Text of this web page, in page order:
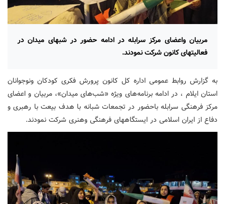
مربیان واعضای مرکز سرابله در ادامه حضور در شبهای میدان در
فعالیتهای کانون شرکت نمودند.
به گزارش روابط عمومی اداره کل کانون پرورش فکری کودکان ونوجوانان
استان ایلام ، در ادامه برنامه‌های ویژه «شب‌های میدان»، مربیان و اعضای
مرکز فرهنگی سرابله باحضور در تجمعات شبانه با هدف بیعت با رهبری و
دفاع از ایران اسلامی در ایستگاههای فرهنگی وهنری شرکت نمودند.